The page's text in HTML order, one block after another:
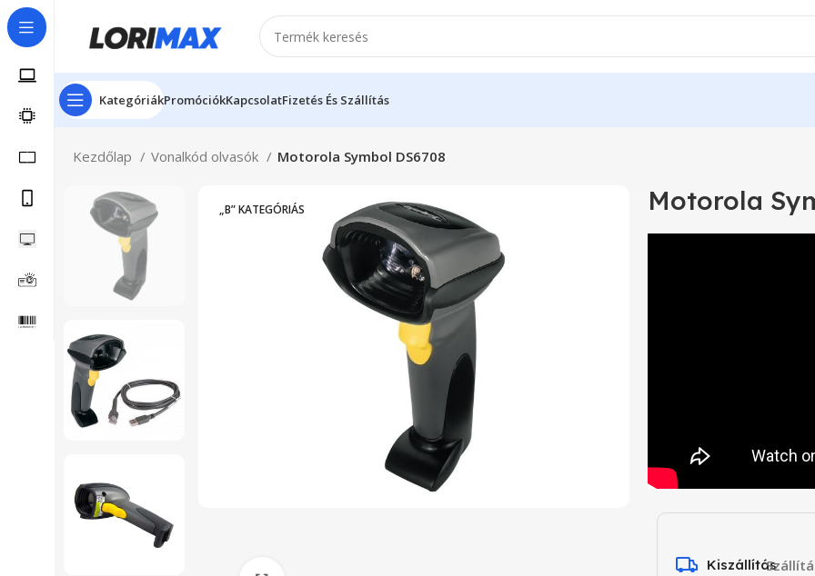
KategóriákPromóciókKapcsolatFizetés És Szállítás
Kezdőlap Vonalkód olvasók Motorola Symbol DS6708
„B” KATEGÓRIÁS Motorola
Kiszállítás